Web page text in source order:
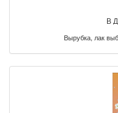
В
Вырубка, лак